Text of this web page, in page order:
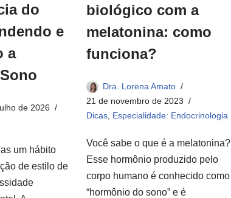
do
e
a
de 2026
um hábito
de estilo de
biológico com a
melatonina: como
funciona?
Dra. Lorena Amato
21 de novembro de 2023
Dicas Especialidade: Endocrinologia
Você sabe o que é a melatonina?
Esse hormônio produzido pelo
corpo humano é conhecido como
“hormônio do sono” e é